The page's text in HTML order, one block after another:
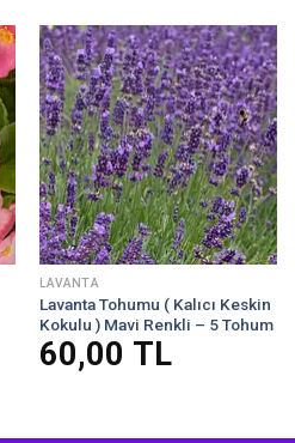
LAVANTA
Lavanta Tohumu ( Kalıcı Keskin
Kokulu ) Mavi Renkli – 5 Tohum
60,00 TL